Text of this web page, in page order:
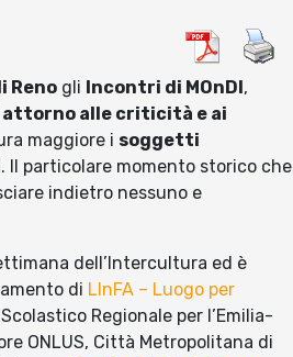
Reno gli Incontri di MOnDI ,
attorno alle criticità e ai
maggiore i soggetti
. Il particolare momento storico che
indietro nessuno e
dell’Intercultura ed è
di LInFA – Luogo per
Regionale per l’Emilia-
ONLUS, Città Metropolitana di